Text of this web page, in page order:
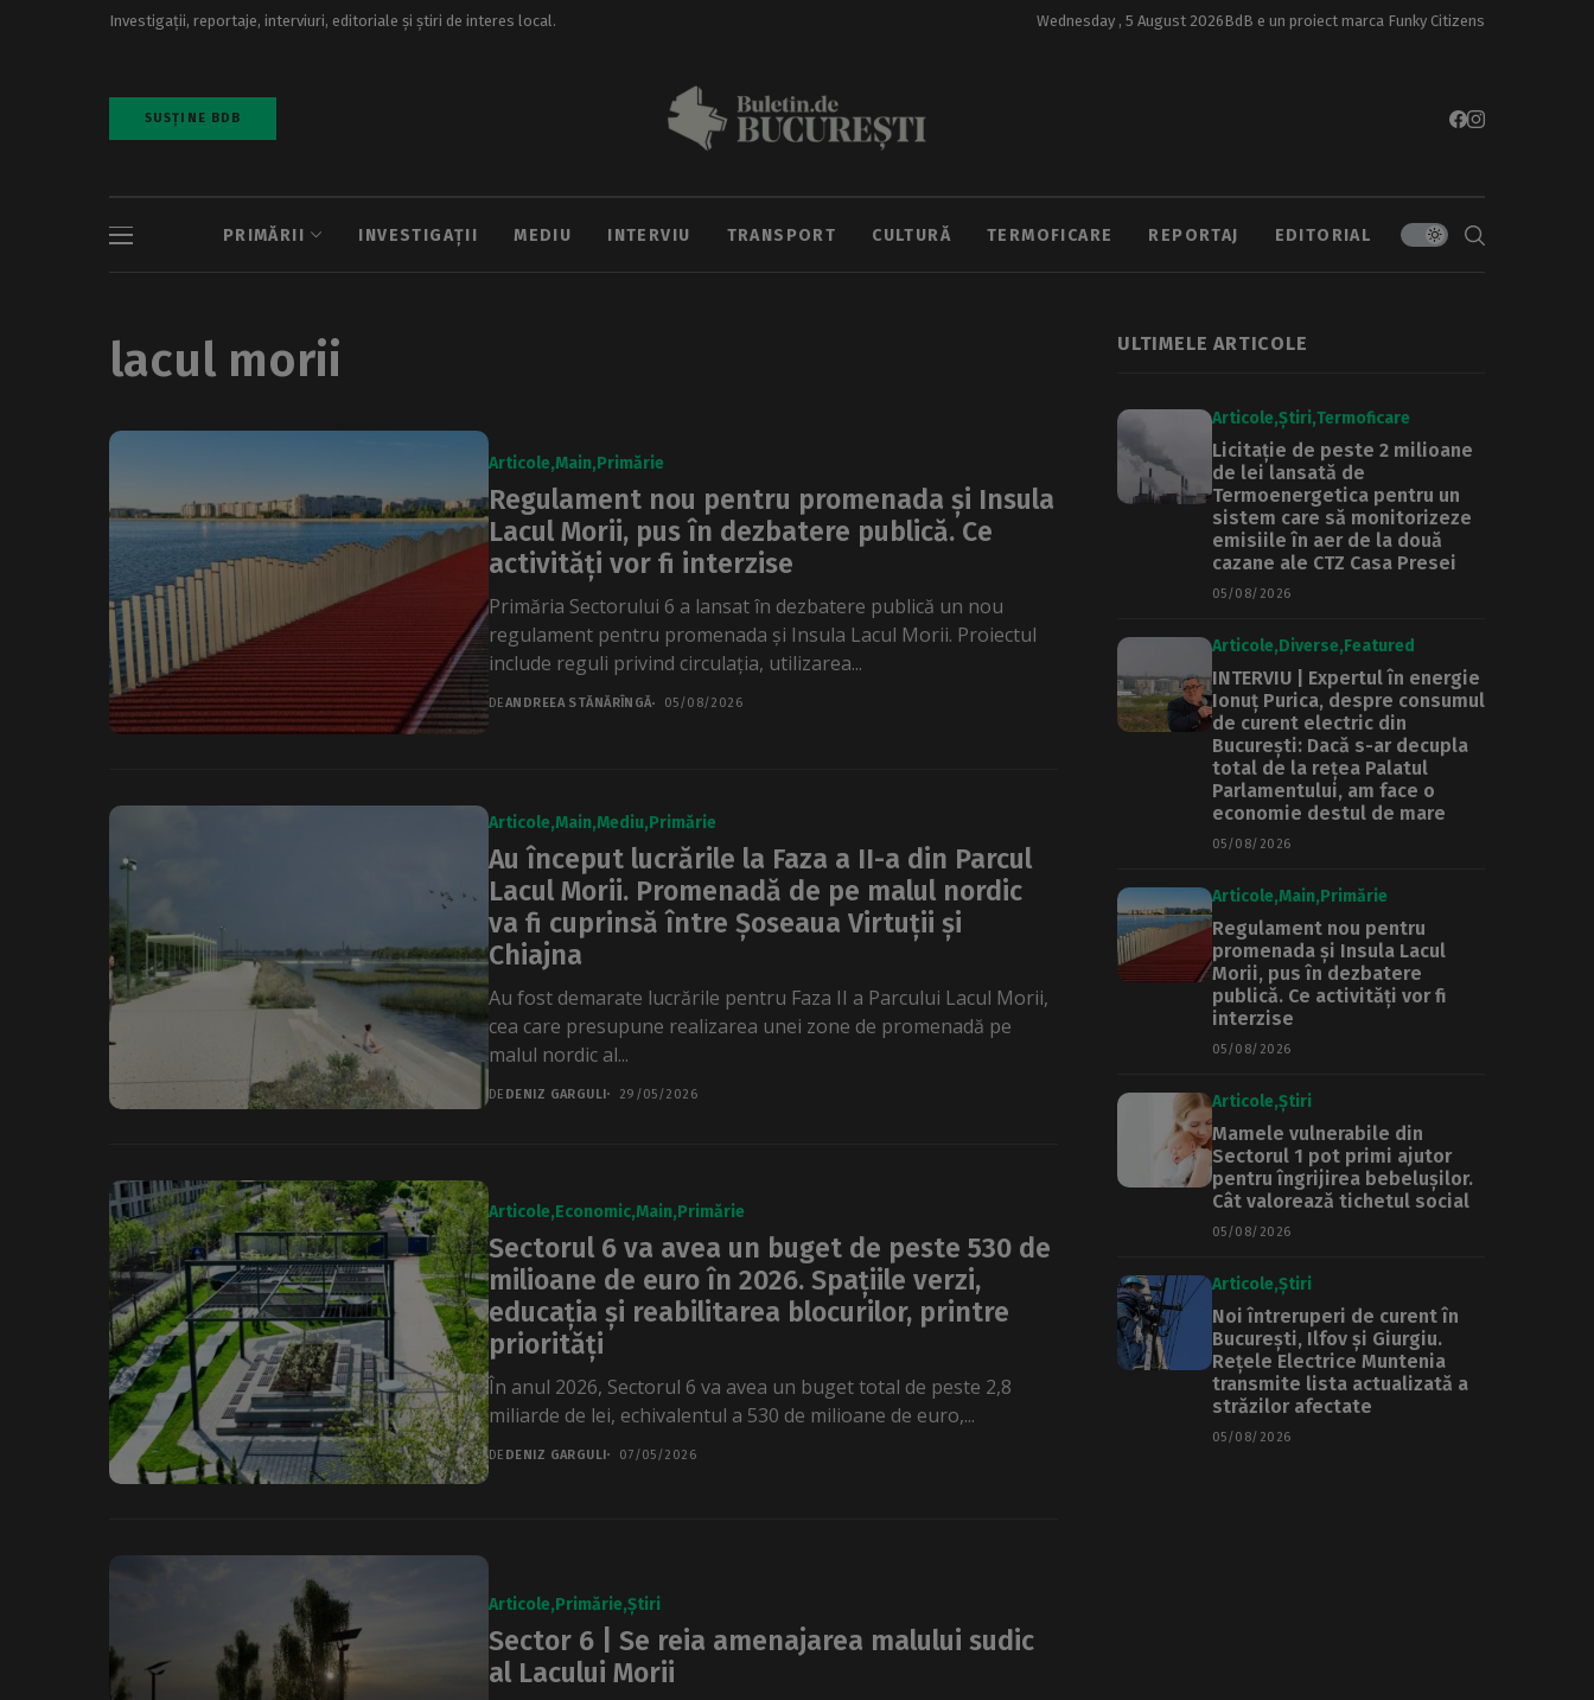
Investigații, reportaje, interviuri, editoriale și știri de interes local. Wednesday , 5 August 2026BdB e un proiect marca Funky Citizens
SUSȚINE BDB
PRIMĂRII INVESTIGAȚII MEDIU INTERVIU TRANSPORT CULTURĂ TERMOFICARE REPORTAJ EDITORIAL
lacul morii
Articole Main Primărie
Regulament nou pentru promenada și Insula
Lacul Morii, pus în dezbatere publică. Ce
activități vor fi interzise
Primăria Sectorului 6 a lansat în dezbatere publică un nou
regulament pentru promenada și Insula Lacul Morii. Proiectul
include reguli privind circulația, utilizarea...
DEANDREEA STĂNĂRÎNGĂ 05/08/2026
Articole Main Mediu Primărie
Au început lucrările la Faza a II-a din Parcul
Lacul Morii. Promenadă de pe malul nordic
va fi cuprinsă între Șoseaua Virtuții și
Chiajna
Au fost demarate lucrările pentru Faza II a Parcului Lacul Morii,
cea care presupune realizarea unei zone de promenadă pe
malul nordic al...
DE DENIZ GARGULI 29/05/2026
Articole Economic Main Primărie
Sectorul 6 va avea un buget de peste 530 de
milioane de euro în 2026. Spațiile verzi,
educația și reabilitarea blocurilor, printre
priorități
În anul 2026, Sectorul 6 va avea un buget total de peste 2,8
miliarde de lei, echivalentul a 530 de milioane de euro,...
DE DENIZ GARGULI 07/05/2026
Articole Primărie Știri
Sector 6 | Se reia amenajarea malului sudic
al Lacului Morii
ULTIMELE ARTICOLE
Articole Știri Termoficare
Licitație de peste 2 milioane
de lei lansată de
Termoenergetica pentru un
sistem care să monitorizeze
emisiile în aer de la două
cazane ale CTZ Casa Presei
05/08/2026
Articole Diverse Featured
INTERVIU | Expertul în energie
Ionuț Purica, despre consumul
de curent electric din
București: Dacă s-ar decupla
total de la rețea Palatul
Parlamentului, am face o
economie destul de mare
05/08/2026
Articole Main Primărie
Regulament nou pentru
promenada și Insula Lacul
Morii, pus în dezbatere
publică. Ce activități vor fi
interzise
05/08/2026
Articole Știri
Mamele vulnerabile din
Sectorul 1 pot primi ajutor
pentru îngrijirea bebelușilor.
Cât valorează tichetul social
05/08/2026
Articole Știri
Noi întreruperi de curent în
București, Ilfov și Giurgiu.
Rețele Electrice Muntenia
transmite lista actualizată a
străzilor afectate
05/08/2026